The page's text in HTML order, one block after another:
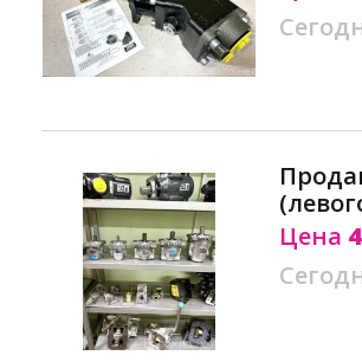
Цена